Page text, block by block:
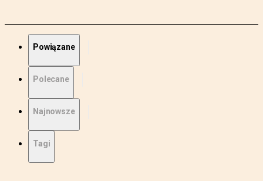
Powiązane
Polecane
Najnowsze
Tagi